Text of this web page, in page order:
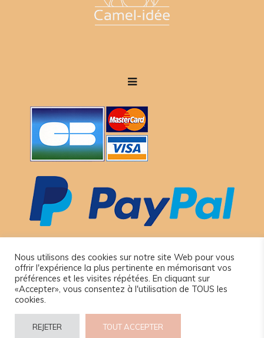
© 2024 www.camel-idee.com.
Nous utilisons des cookies sur notre site Web pour vous
offrir l'expérience la plus pertinente en mémorisant vos
préférences et les visites répétées. En cliquant sur
«Accepter», vous consentez à l'utilisation de TOUS les
cookies.
REJETER TOUT ACCEPTER